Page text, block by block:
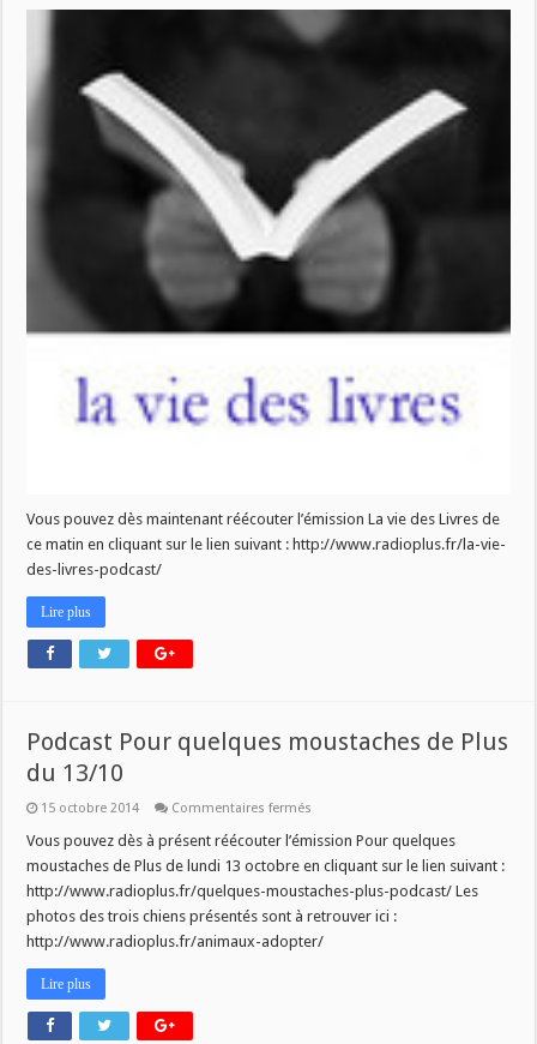
Vous pouvez dès maintenant réécouter l’émission La vie des Livres de
ce matin en cliquant sur le lien suivant : http://www.radioplus.fr/la-vie-
des-livres-podcast/
Lire plus
Podcast Pour quelques moustaches de Plus
du 13/10
15 octobre 2014 Commentaires fermés
Pour
moustaches
de
Plus
du
Vous pouvez dès à présent réécouter l’émission Pour quelques
moustaches de Plus de lundi 13 octobre en cliquant sur le lien suivant :
http://www.radioplus.fr/quelques-moustaches-plus-podcast/ Les
photos des trois chiens présentés sont à retrouver ici :
http://www.radioplus.fr/animaux-adopter/
Lire plus